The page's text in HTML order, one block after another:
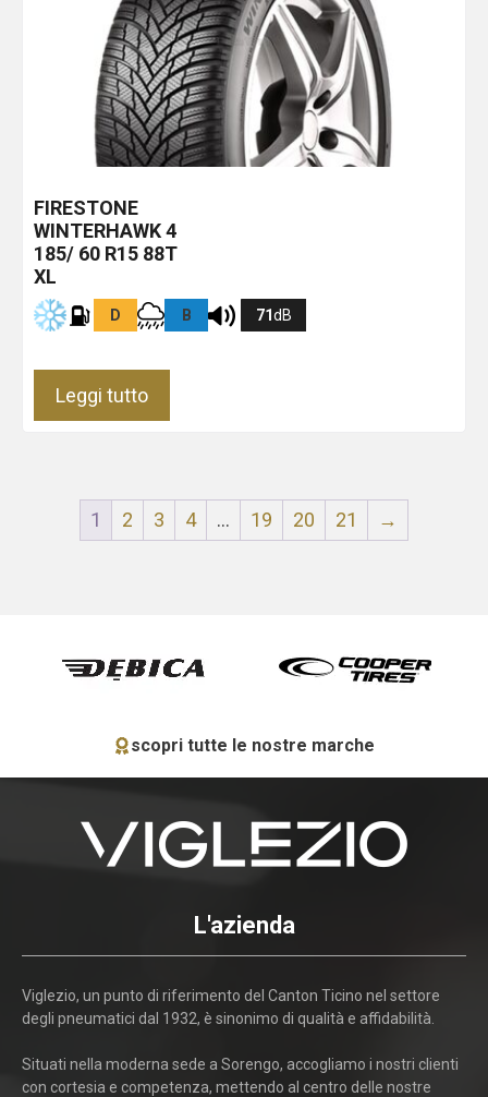
FIRESTONE
WINTERHAWK 4
185/ 60 R15 88T
XL
D B 71dB
Leggi tutto
1 2 3 4 … 19 20 21 →
scopri tutte le nostre marche
L'azienda
Viglezio, un punto di riferimento del Canton Ticino nel settore
degli pneumatici dal 1932, è sinonimo di qualità e affidabilità.
Situati nella moderna sede a Sorengo, accogliamo i nostri clienti
con cortesia e competenza, mettendo al centro delle nostre